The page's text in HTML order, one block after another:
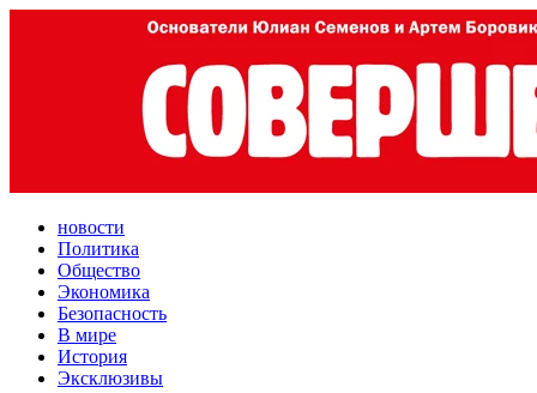
новости
Политика
Общество
Экономика
Безопасность
В мире
История
Эксклюзивы